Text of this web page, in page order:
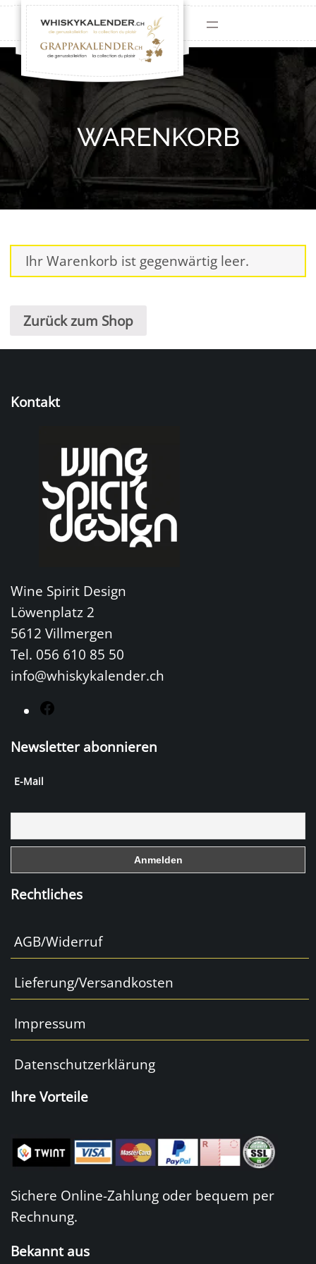
WARENKORB
Ihr Warenkorb ist gegenwärtig leer.
Zurück zum Shop
Kontakt
Wine Spirit Design
Löwenplatz 2
5612 Villmergen
Tel. 056 610 85 50
info@whiskykalender.ch
c
o
o
Newsletter abonnieren
E-Mail
Rechtliches
AGB/Widerruf
Lieferung/Versandkosten
Impressum
Datenschutzerklärung
Ihre Vorteile
Sichere Online-Zahlung oder bequem per
Rechnung.
Bekannt aus